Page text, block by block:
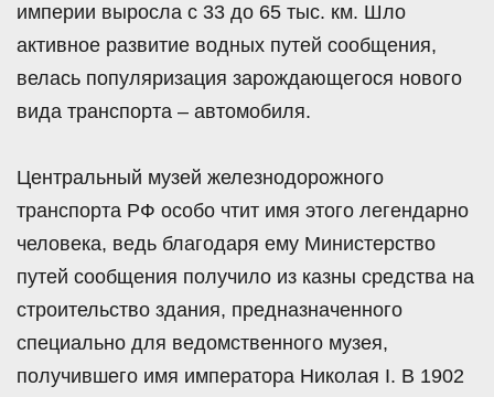
империи выросла с 33 до 65 тыс. км. Шло
активное развитие водных путей сообщения,
велась популяризация зарождающегося нового
вида транспорта – автомобиля.
Центральный музей железнодорожного
транспорта РФ особо чтит имя этого легендарно
человека, ведь благодаря ему Министерство
путей сообщения получило из казны средства на
строительство здания, предназначенного
специально для ведомственного музея,
получившего имя императора Николая I. В 1902